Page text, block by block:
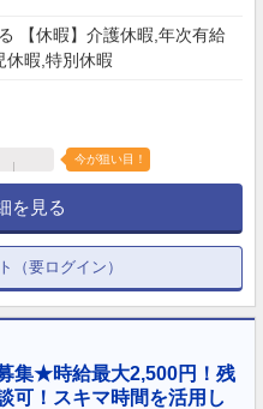
【休暇】介護休暇,年次有給
休暇,特別休暇
今が狙い目！
を見る
（要ログイン）
集★時給最大2,500円！残
可！スキマ時間を活用し